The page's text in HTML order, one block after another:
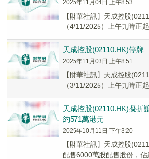
2025年11月04日 上午8:53
【財華社訊】天成控股
（4/11/2025）上午九時正起
天成控股(02110.HK)停牌
2025年11月03日 上午8:51
【財華社訊】天成控股
（3/11/2025）上午九時正
天成控股(02110.HK)擬折
約571萬港元
2025年10月11日 下午3:20
【財華社訊】天成控股
配售6000萬股配售股份，